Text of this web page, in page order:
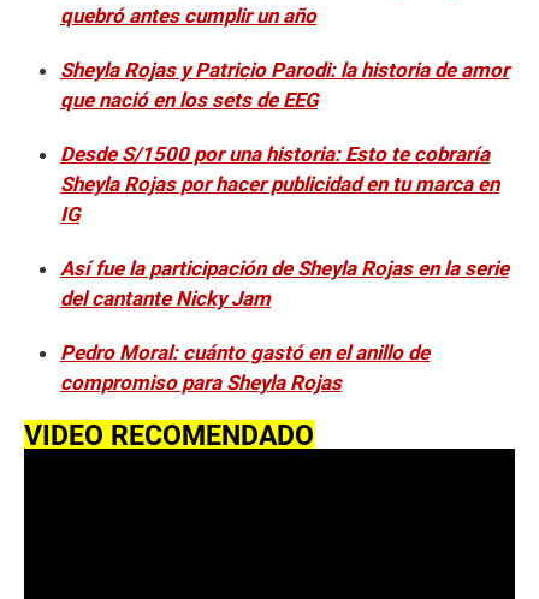
quebró antes cumplir un año
Sheyla Rojas y Patricio Parodi: la historia de amor
que nació en los sets de EEG
Desde S/1500 por una historia: Esto te cobraría
Sheyla Rojas por hacer publicidad en tu marca en
IG
Así fue la participación de Sheyla Rojas en la serie
del cantante Nicky Jam
Pedro Moral: cuánto gastó en el anillo de
compromiso para Sheyla Rojas
VIDEO RECOMENDADO